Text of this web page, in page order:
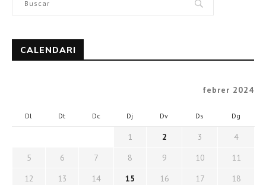
CALENDARI
febrer 2024
Dl Dt Dc Dj Dv Ds Dg
1 2 3
4
5
6 7 8 9 10
11
12
13 14 15 16 17
18